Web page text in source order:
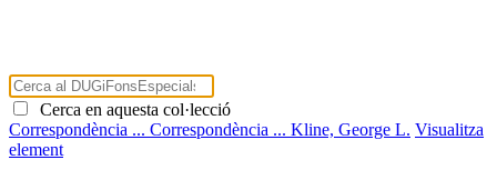
Cerca en aquesta col·lecció
Correspondència ... Correspondència ... Kline, George L. Visualitza
element